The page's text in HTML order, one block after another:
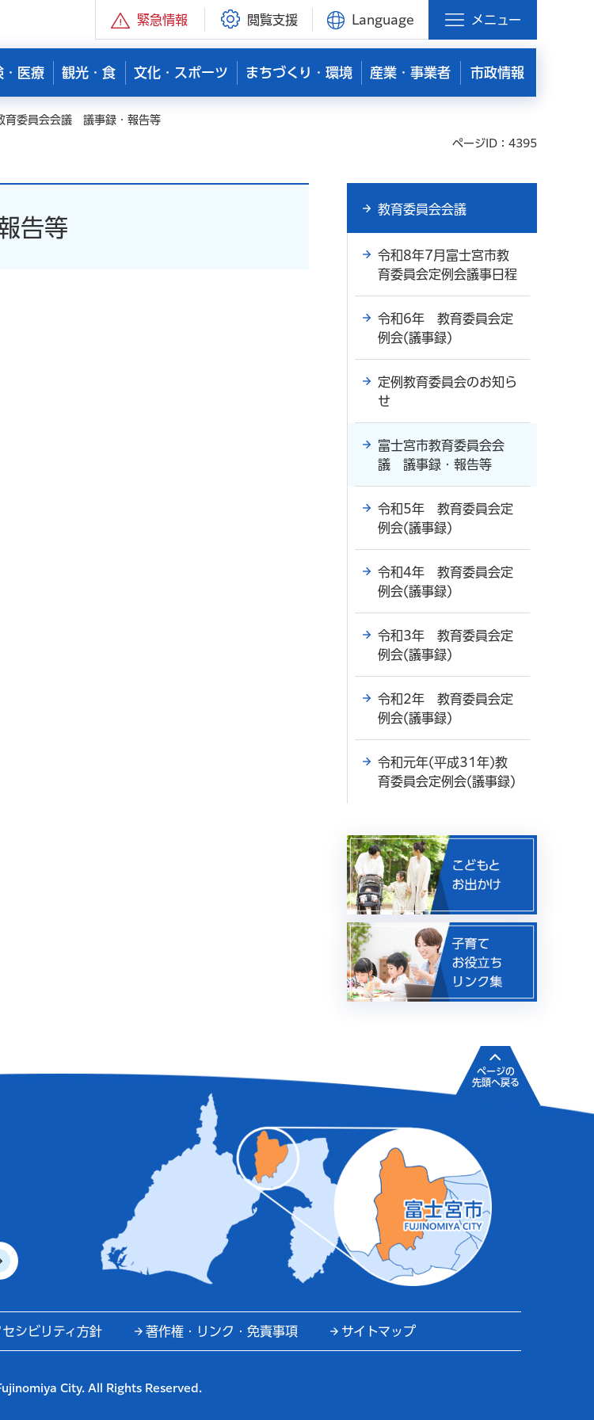
緊急情報 閲覧支援 Language メニュー
・医療 観光・食 文化・スポーツ まちづくり・環境 産業・事業者 市政情報
育委員会会議 議事録・報告等
ページID：4395
告等
教育委員会会議
令和8年7月富士宮市教
育委員会定例会議事日程
令和6年 教育委員会定
例会(議事録)
定例教育委員会のお知ら
せ
富士宮市教育委員会会
議 議事録・報告等
令和5年 教育委員会定
例会(議事録)
令和4年 教育委員会定
例会(議事録)
令和3年 教育委員会定
例会(議事録)
令和2年 教育委員会定
例会(議事録)
令和元年(平成31年)教
育委員会定例会(議事録)
シビリティ方針 著作権・リンク・免責事項 サイトマップ
ページの
先頭へ戻る
City. All Rights Reserved.